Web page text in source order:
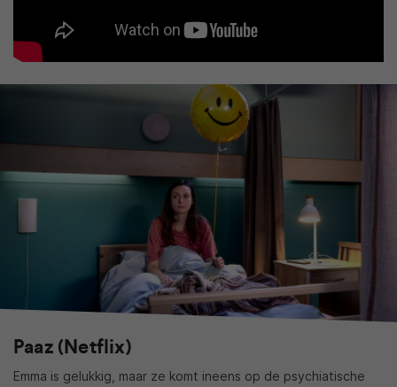
Paaz (Netflix)
Emma is gelukkig, maar ze komt ineens op de psychiatische